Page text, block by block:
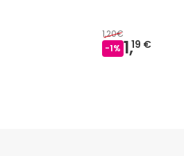
1,20€
-1% 1,19 €